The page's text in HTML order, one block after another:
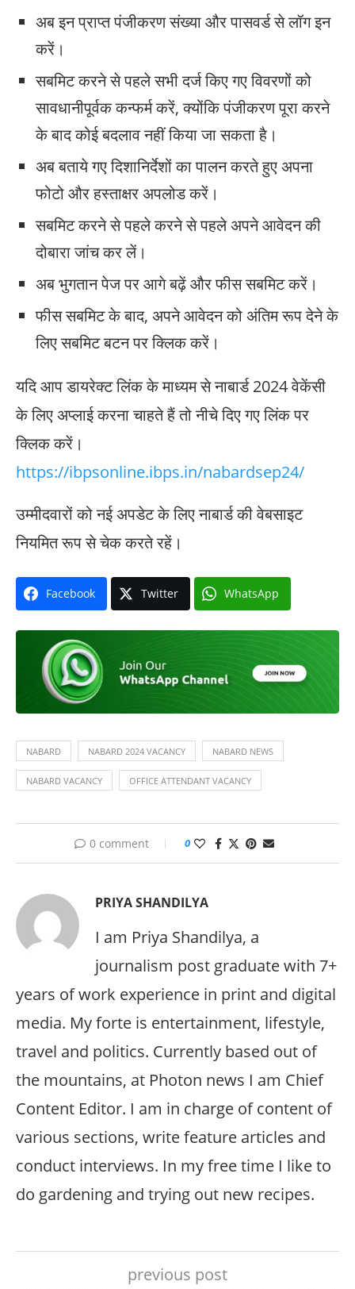
अब इन प्राप्त पंजीकरण संख्या और पासवर्ड से लॉग इन
करें।
सबमिट करने से पहले सभी दर्ज किए गए विवरणों को
सावधानीपूर्वक कन्फर्म करें, क्योंकि पंजीकरण पूरा करने
के बाद कोई बदलाव नहीं किया जा सकता है।
अब बताये गए दिशानिर्देशों का पालन करते हुए अपना
फोटो और हस्ताक्षर अपलोड करें।
सबमिट करने से पहले करने से पहले अपने आवेदन की
दोबारा जांच कर लें।
अब भुगतान पेज पर आगे बढ़ें और फीस सबमिट करें।
फीस सबमिट के बाद, अपने आवेदन को अंतिम रूप देने के
लिए सबमिट बटन पर क्लिक करें।
यदि आप डायरेक्ट लिंक के माध्यम से नाबार्ड 2024 वेकेंसी
के लिए अप्लाई करना चाहते हैं तो नीचे दिए गए लिंक पर
क्लिक करें।
https://ibpsonline.ibps.in/nabardsep24/
उम्मीदवारों को नई अपडेट के लिए नाबार्ड की वेबसाइट
नियमित रूप से चेक करते रहें।
Facebook Twitter WhatsApp
NABARD NABARD 2024 VACANCY NABARD NEWS
NABARD VACANCY OFFICE ATTENDANT VACANCY
0 comment 0
PRIYA SHANDILYA
I am Priya Shandilya, a
journalism post graduate with 7+
years of work experience in print and digital
media. My forte is entertainment, lifestyle,
travel and politics. Currently based out of
the mountains, at Photon news I am Chief
Content Editor. I am in charge of content of
various sections, write feature articles and
conduct interviews. In my free time I like to
do gardening and trying out new recipes.
previous post